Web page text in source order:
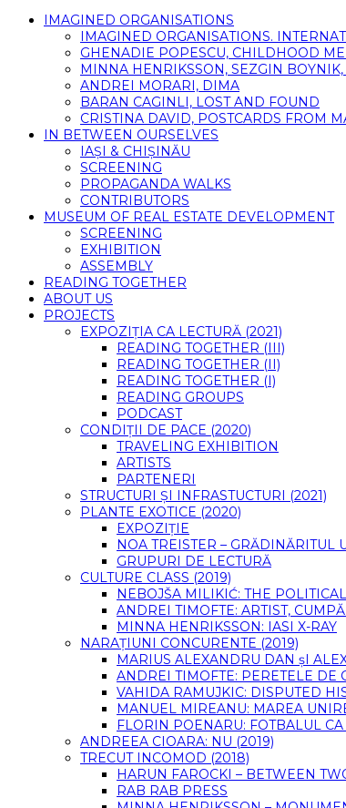
IMAGINED ORGANISATIONS
IMAGINED ORGANISATIONS.
GHENADIE POPESCU, CHILDHOOD
MINNA HENRIKSSON, SEZGIN BOYNIK,
ANDREI MORARI, DIMA
BARAN CAGINLI, LOST AND FOUND
CRISTINA DAVID, POSTCARDS FROM
IN BETWEEN OURSELVES
IAȘI & CHIȘINĂU
SCREENING
PROPAGANDA WALKS
CONTRIBUTORS
MUSEUM OF REAL ESTATE DEVELOPMENT
SCREENING
EXHIBITION
ASSEMBLY
READING TOGETHER
ABOUT US
PROJECTS
EXPOZIȚIA CA LECTURĂ (2021)
READING TOGETHER (III)
READING TOGETHER (II)
READING TOGETHER (I)
READING GROUPS
PODCAST
CONDIȚII DE PACE (2020)
TRAVELING EXHIBITION
ARTISTS
PARTENERI
STRUCTURI ȘI INFRASTUCTURI (2021)
PLANTE EXOTICE (2020)
EXPOZIȚIE
NOA TREISTER –
GRUPURI DE LECTURĂ
CULTURE CLASS (2019)
NEBOJŠA MILIKIĆ: THE
ANDREI TIMOFTE: ARTIST,
MINNA HENRIKSSON: IASI X-RAY
NARAȚIUNI CONCURENTE (2019)
MARIUS ALEXANDRU DAN șI
ANDREI TIMOFTE: PERETELE DE
VAHIDA RAMUJKIC: DISPUTED
MANUEL MIREANU: MAREA
FLORIN POENARU: FOTBALUL
ANDREEA CIOARA: NU (2019)
TRECUT INCOMOD (2018)
HARUN FAROCKI – BETWEEN
RAB RAB PRESS